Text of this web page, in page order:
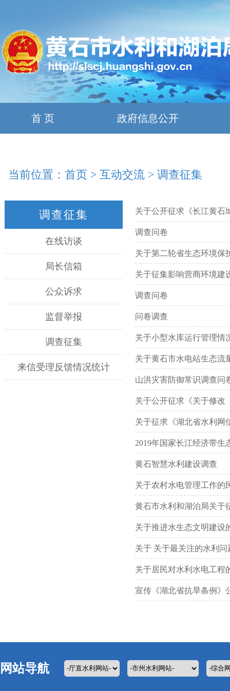
首 页 政府信息公开
当前位置： 首页 > 互动交流 > 调查征集
调查征集
在线访谈
局长信箱
公众诉求
监督举报
调查征集
来信受理反馈情况统计
关于公开征求《长江黄石
调查问卷
关于第二轮省生态环境保
关于征集影响营商环境建
调查问卷
问卷调查
关于小型水库运行管理情
关于黄石市水电站生态流
山洪灾害防御常识调查问
关于公开征求《关于修改
关于征求《湖北省水利网
2019年国家长江经济带
黄石智慧水利建设调查
关于农村水电管理工作的
黄石市水利和湖泊局关于
关于推进水生态文明建设
关于 关于最关注的水利
关于居民对水利水电工程
宣传《湖北省抗旱条例》
网站导航